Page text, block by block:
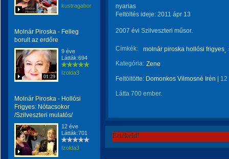
kustragabor
Molnár Piroska - Felleg
borult az erdőre
01:29
9 éve
Látták:694
Izolda3
Molnár Piroska - Hollósi
Frigyes: Nótacsokor
/Szilveszteri mulatós/
12 éve
Látták:701
Izolda3
nyarias
Feltöltés ideje: 2011 ápr 13
2007 évi Szilveszteri műsor.
Címkék: molnár piroska hollósi frigyes
Kategória: Zene
Feltöltötte: Domonkos Vilmosné Irén 12
Látta 700 ember.
Értékeld!